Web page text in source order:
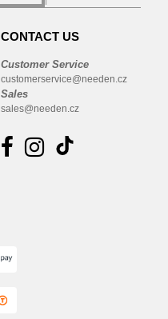
CONTACT US
Customer Service
customerservice@needen.cz
Sales
sales@needen.cz